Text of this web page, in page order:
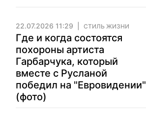
22.07.2026 11:29 СТИЛЬ ЖИЗНИ
Где и когда состоятся
похороны артиста
Гарбарчука, который
вместе с Русланой
победил на "Евровидении"
(фото)